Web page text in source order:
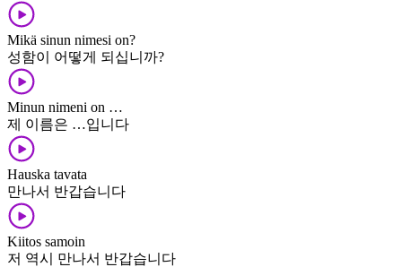
Mikä sinun nimesi on?
성함이 어떻게 되십니까?
Minun nimeni on …
제 이름은 …입니다
Hauska tavata
만나서 반갑습니다
Kiitos samoin
저 역시 만나서 반갑습니다